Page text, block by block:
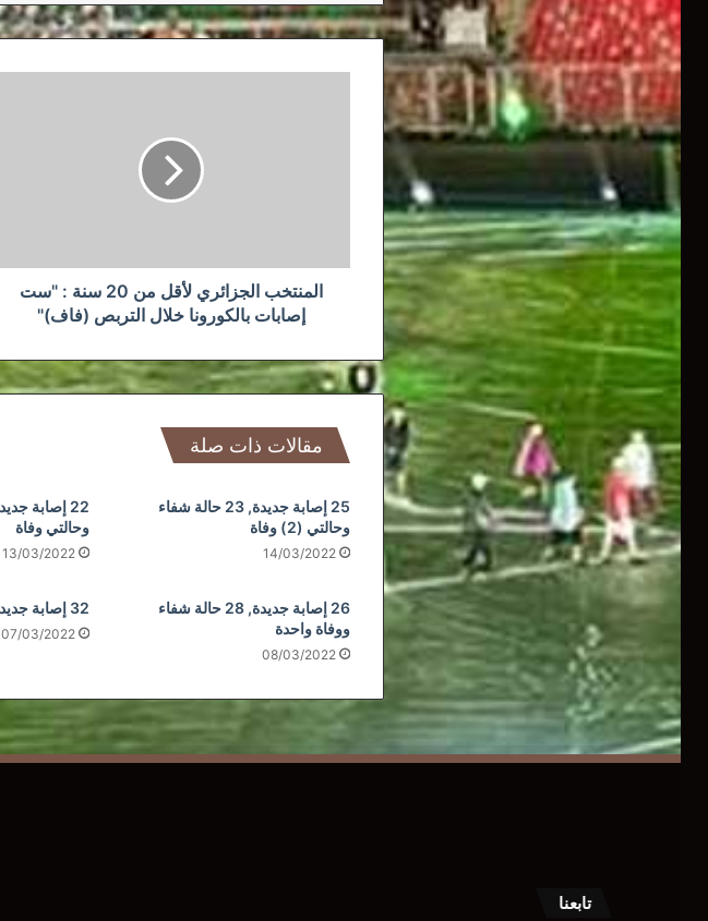
إصابات
بالكورونا
(فاف)"
المنتخب الجزائري لأقل من 20 سنة : "ست
إصابات بالكورونا خلال التربص (فاف)"
مقالات ذات صلة
25 إصابة جديدة, 23 حالة شفاء
وحالتي (2) وفاة
14/03/2022
وحالتي وفاة
13/03/2022
26 إصابة جديدة, 28 حالة شفاء
ووفاة واحدة
08/03/2022
32 إصابة جديدة وحالتي وفاة
07/03/2022
تابعنا